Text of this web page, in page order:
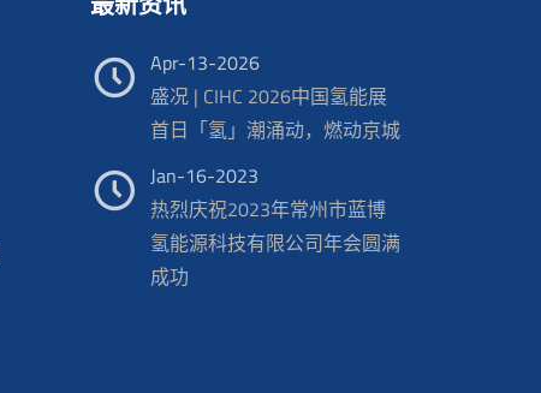
Apr-13-2026
盛况 | CIHC 2026中国氢能展
首日「氢」潮涌动，燃动京城
Jan-16-2023
热烈庆祝2023年常州市蓝博
氢能源科技有限公司年会圆满
成功